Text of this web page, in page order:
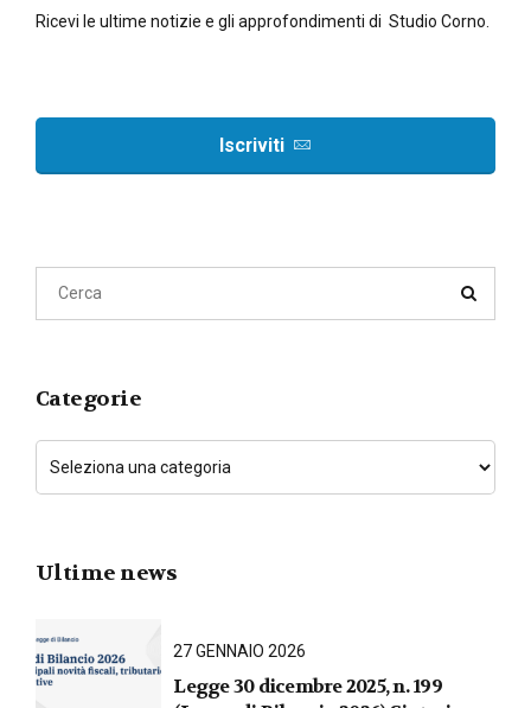
Ricevi le ultime notizie e gli approfondimenti di Studio Corno.
Iscriviti
Categorie
Ultime news
27 GENNAIO 2026
Legge 30 dicembre 2025, n. 199